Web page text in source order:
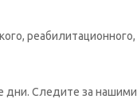
реабилитационного,
дни. Следите за нашими